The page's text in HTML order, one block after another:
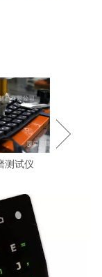
测试仪